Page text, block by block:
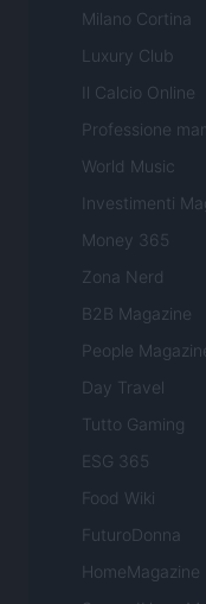
Milano Cortina
Luxury Club
Il Calcio Online
Professione
World Music
Investimenti
Money 365
Zona Nerd
B2B Magazine
People
Day Travel
Tutto Gaming
ESG 365
Food Wiki
FuturoDonna
HomeMagazine